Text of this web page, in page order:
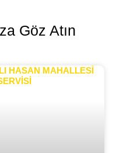
Göz Atın